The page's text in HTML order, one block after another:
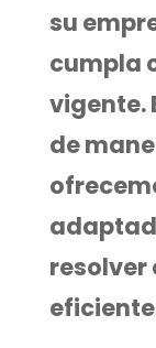
su
cumpla
vigente.
de
resolver